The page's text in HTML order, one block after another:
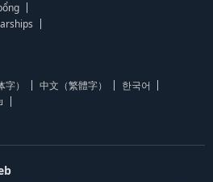
） 中文（繁體字）
한국어